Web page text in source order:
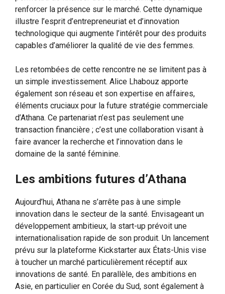
renforcer la présence sur le marché. Cette dynamique
illustre l’esprit d’entrepreneuriat et d’innovation
technologique qui augmente l’intérêt pour des produits
capables d’améliorer la qualité de vie des femmes.
Les retombées de cette rencontre ne se limitent pas à
un simple investissement. Alice Lhabouz apporte
également son réseau et son expertise en affaires,
éléments cruciaux pour la future stratégie commerciale
d’Athana. Ce partenariat n’est pas seulement une
transaction financière ; c’est une collaboration visant à
faire avancer la recherche et l’innovation dans le
domaine de la santé féminine.
Les ambitions futures d’Athana
Aujourd’hui, Athana ne s’arrête pas à une simple
innovation dans le secteur de la santé. Envisageant un
développement ambitieux, la start-up prévoit une
internationalisation rapide de son produit. Un lancement
prévu sur la plateforme Kickstarter aux États-Unis vise
à toucher un marché particulièrement réceptif aux
innovations de santé. En parallèle, des ambitions en
Asie, en particulier en Corée du Sud, sont également à